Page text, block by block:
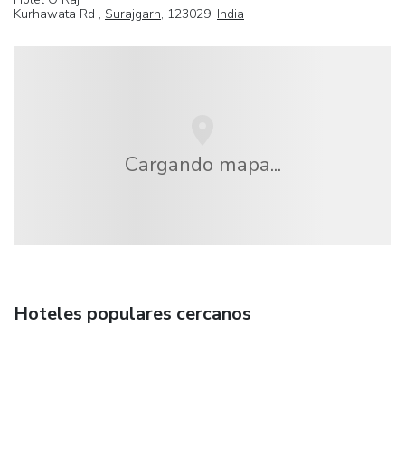
Kurhawata Rd , Surajgarh, 123029, India
Cargando mapa...
Hoteles populares cercanos